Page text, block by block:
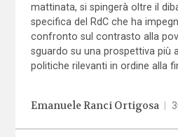
mattinata, si spingerà oltre il
specifica del RdC che ha
confronto sul contrasto alla
sguardo su una prospettiva più
politiche rilevanti in ordine alla
Emanuele Ranci Ortigosa